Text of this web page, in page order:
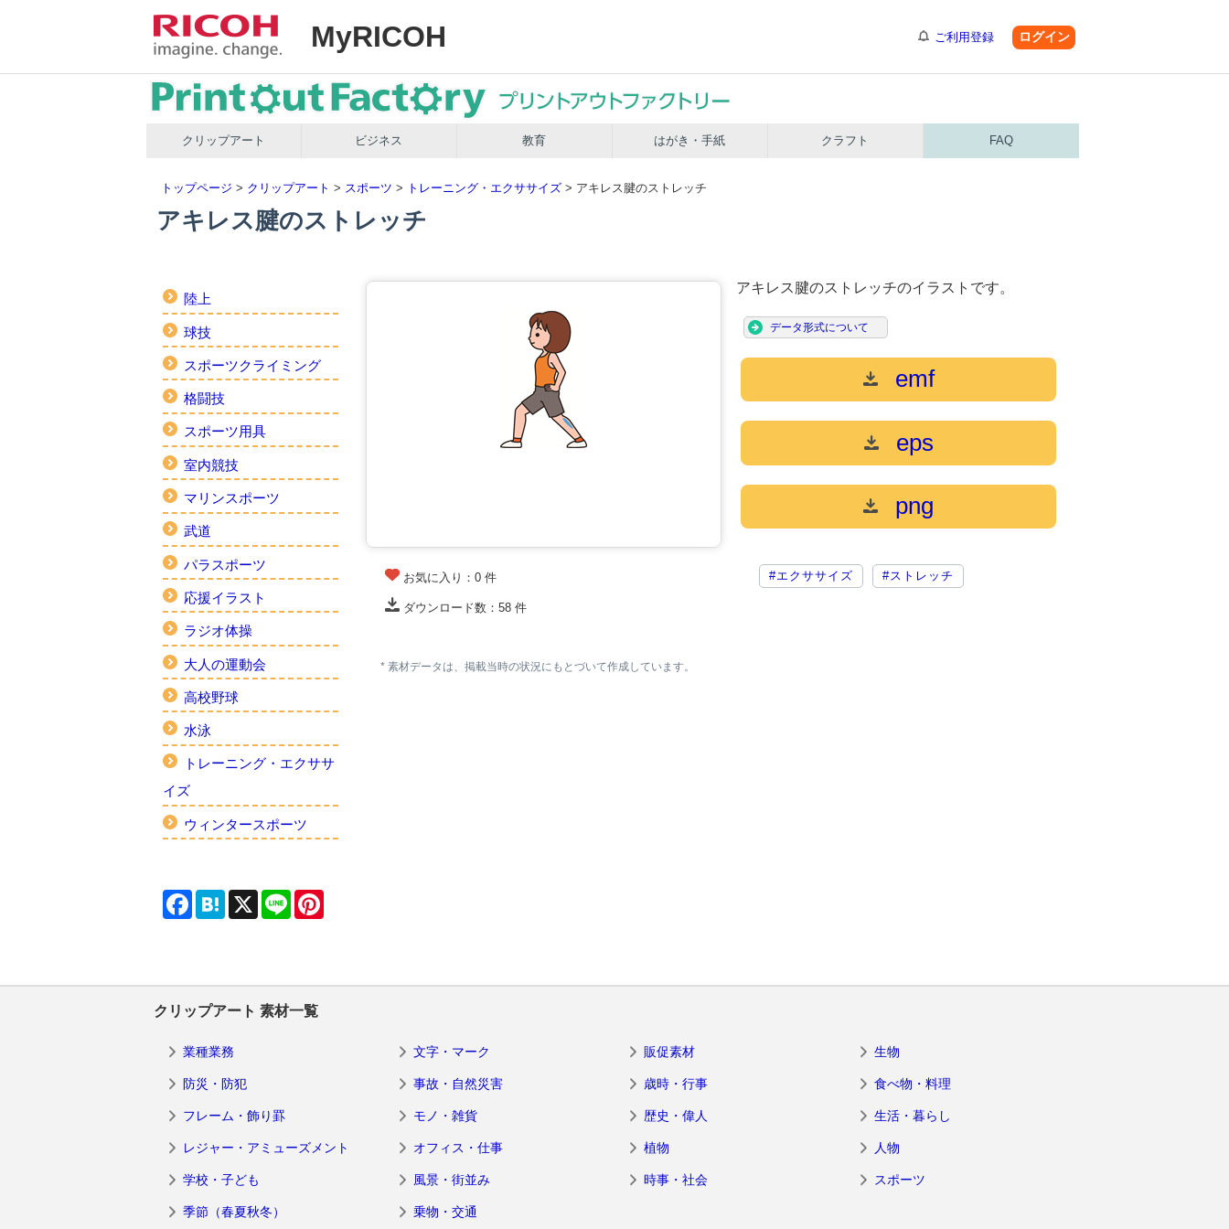
MyRICOH ご利用登録 ログイン
クリップアート ビジネス 教育 はがき・手紙 クラフト FAQ
トップページ > クリップアート > スポーツ > トレーニング・エクササイズ > アキレス腱のストレッチ
アキレス腱のストレッチ
陸上
球技
スポーツクライミング
格闘技
スポーツ用具
室内競技
マリンスポーツ
武道
パラスポーツ
応援イラスト
ラジオ体操
大人の運動会
高校野球
水泳
トレーニング・エクササ
イズ
ウィンタースポーツ
アキレス腱のストレッチのイラストです。
データ形式について
emf
eps
png
お気に入り：0 件
ダウンロード数：58 件
#エクササイズ #ストレッチ
* 素材データは、掲載当時の状況にもとづいて作成しています。
FacebookHatenaX Line
クリップアート 素材一覧
業種業務 文字・マーク 販促素材 生物
防災・防犯 事故・自然災害 歳時・行事 食べ物・料理
フレーム・飾り罫 モノ・雑貨 歴史・偉人 生活・暮らし
レジャー・アミューズメント オフィス・仕事 植物 人物
学校・子ども 風景・街並み 時事・社会 スポーツ
季節（春夏秋冬） 乗物・交通